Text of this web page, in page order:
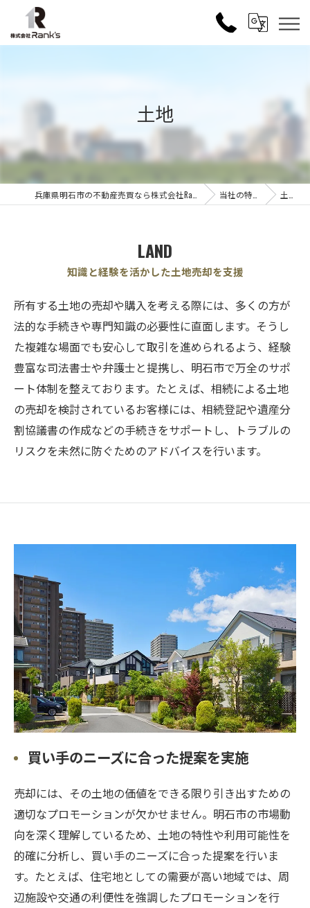
土地
当社の特徴 土地
知識と経験を活かした土地売却を支援
LAND
所有する土地の売却や購入を考える際には、多くの方が
法的な手続きや専門知識の必要性に直面します。そうし
た複雑な場面でも安心して取引を進められるよう、経験
豊富な司法書士や弁護士と提携し、明石市で万全のサポ
ート体制を整えております。たとえば、相続による土地
の売却を検討されているお客様には、相続登記や遺産分
割協議書の作成などの手続きをサポートし、トラブルの
リスクを未然に防ぐためのアドバイスを行います。
買い手のニーズに合った提案を実施
売却には、その土地の価値をできる限り引き出すための
適切なプロモーションが欠かせません。明石市の市場動
向を深く理解しているため、土地の特性や利用可能性を
的確に分析し、買い手のニーズに合った提案を行いま
す。たとえば、住宅地としての需要が高い地域では、周
辺施設や交通の利便性を強調したプロモーションを行